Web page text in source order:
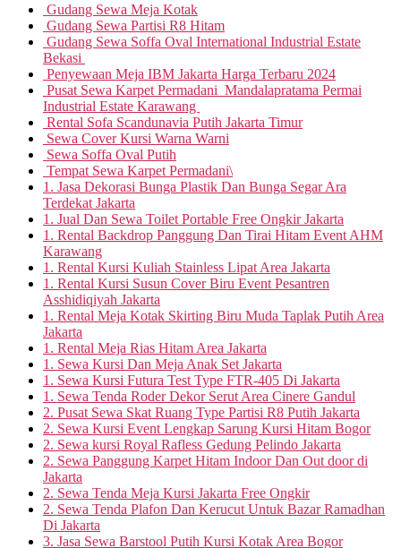
Gudang Sewa Meja Kotak
Gudang Sewa Partisi R8 Hitam
Gudang Sewa Soffa Oval International Industrial Estate
Bekasi
Penyewaan Meja IBM Jakarta Harga Terbaru 2024
Pusat Sewa Karpet Permadani Mandalapratama Permai
Industrial Estate Karawang
Rental Sofa Scandunavia Putih Jakarta Timur
Sewa Cover Kursi Warna Warni
Sewa Soffa Oval Putih
Tempat Sewa Karpet Permadani\
1. Jasa Dekorasi Bunga Plastik Dan Bunga Segar Ara
Terdekat Jakarta
1. Jual Dan Sewa Toilet Portable Free Ongkir Jakarta
1. Rental Backdrop Panggung Dan Tirai Hitam Event AHM
Karawang
1. Rental Kursi Kuliah Stainless Lipat Area Jakarta
1. Rental Kursi Susun Cover Biru Event Pesantren
Asshidiqiyah Jakarta
1. Rental Meja Kotak Skirting Biru Muda Taplak Putih Area
Jakarta
1. Rental Meja Rias Hitam Area Jakarta
1. Sewa Kursi Dan Meja Anak Set Jakarta
1. Sewa Kursi Futura Test Type FTR-405 Di Jakarta
1. Sewa Tenda Roder Dekor Serut Area Cinere Gandul
2. Pusat Sewa Skat Ruang Type Partisi R8 Putih Jakarta
2. Sewa Kursi Event Lengkap Sarung Kursi Hitam Bogor
2. Sewa kursi Royal Rafless Gedung Pelindo Jakarta
2. Sewa Panggung Karpet Hitam Indoor Dan Out door di
Jakarta
2. Sewa Tenda Meja Kursi Jakarta Free Ongkir
2. Sewa Tenda Plafon Dan Kerucut Untuk Bazar Ramadhan
Di Jakarta
3. Jasa Sewa Barstool Putih Kursi Kotak Area Bogor